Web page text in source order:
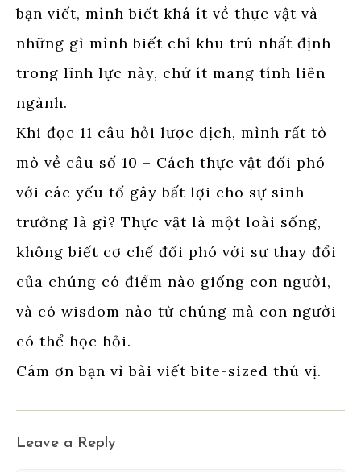
bạn viết, mình biết khá ít về thực vật và
những gì mình biết chỉ khu trú nhất định
trong lĩnh lực này, chứ ít mang tính liên
ngành.
Khi đọc 11 câu hỏi lược dịch, mình rất tò
mò về câu số 10 – Cách thực vật đối phó
với các yếu tố gây bất lợi cho sự sinh
trưởng là gì? Thực vật là một loài sống,
không biết cơ chế đối phó với sự thay đổi
của chúng có điểm nào giống con người,
và có wisdom nào từ chúng mà con người
có thể học hỏi.
Cám ơn bạn vì bài viết bite-sized thú vị.
Leave a Reply